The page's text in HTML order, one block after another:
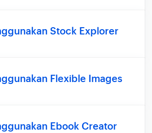
Stock Explorer
Flexible Images
Ebook Creator